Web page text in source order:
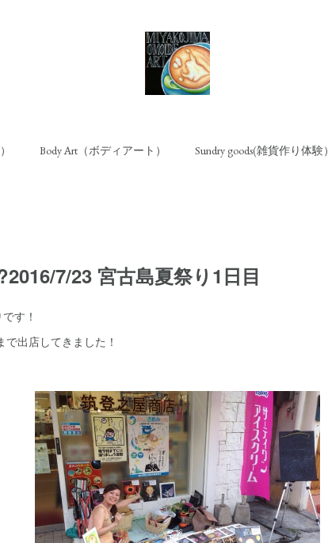
Body Art（ボディアート） Sundry goods(雑貨作り体験）
7/23 宮古島夏祭り1日目
す！
出店してきました！